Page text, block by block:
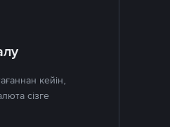
кейін,
сізге